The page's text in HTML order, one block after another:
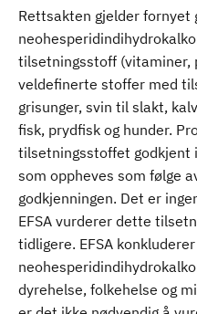
Rettsakten gjelder fornyet
tilsetningsstoff (vitaminer,
veldefinerte stoffer med
grisunger, svin til slakt,
fisk, prydfisk og hunder.
tilsetningsstoffet godkjent
som oppheves som følge
godkjenningen. Det er
EFSA vurderer dette
tidligere. EFSA
dyrehelse, folkehelse og